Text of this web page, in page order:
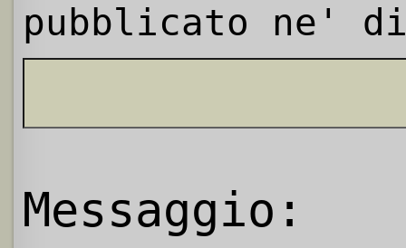
pubblicato ne'
Messaggio: